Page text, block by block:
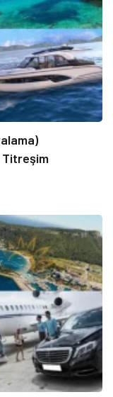
Titreşim